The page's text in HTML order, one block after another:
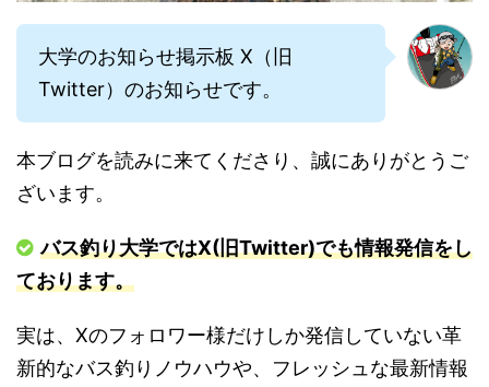
大学のお知らせ掲示板 X（旧
Twitter）のお知らせです。
本ブログを読みに来てくださり、誠にありがとうご
ざいます。
バス釣り大学ではX(旧Twitter)でも情報発信をし
ております。
実は、Xのフォロワー様だけしか発信していない革
新的なバス釣りノウハウや、フレッシュな最新情報